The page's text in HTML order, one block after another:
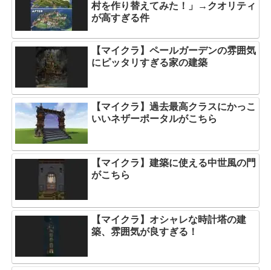
村を作り替えてみた！」→クオリティ
が高すぎる件
【マイクラ】ペールガーデンの雰囲気
にピッタリすぎる家の建築
【マイクラ】過去最高クラスにかっこ
いいネザーポータルがこちら
【マイクラ】建築に使える中世風の門
がこちら
【マイクラ】オシャレな時計塔の建
築、雰囲気が良すぎる！